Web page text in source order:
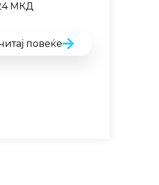
МКД
повеќе